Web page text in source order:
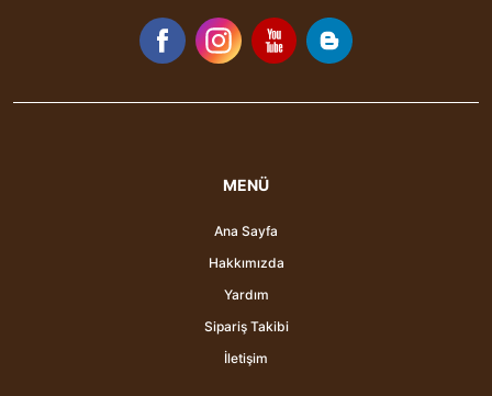
MENÜ
Ana Sayfa
Hakkımızda
Yardım
Sipariş Takibi
İletişim